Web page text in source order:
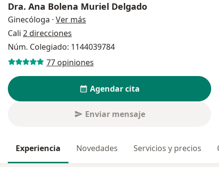
Dra. Ana Bolena Muriel Delgado
Ginecóloga · Ver más
Cali 2 direcciones
Núm. Colegiado: 1144039784
77 opiniones
Agendar cita
Enviar mensaje
Experiencia Novedades Servicios y precios